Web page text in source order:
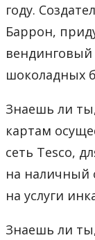
году.
Баррон,
шоколадных
Знаешь ли
картам
сеть Tesco,
на наличный
на услуги
Знаешь ли